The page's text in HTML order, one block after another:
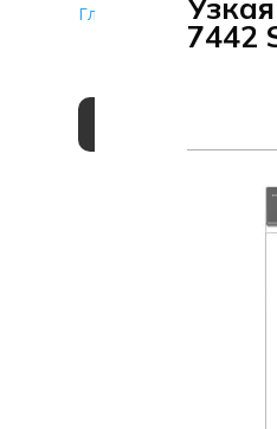
Главная страница»
7442